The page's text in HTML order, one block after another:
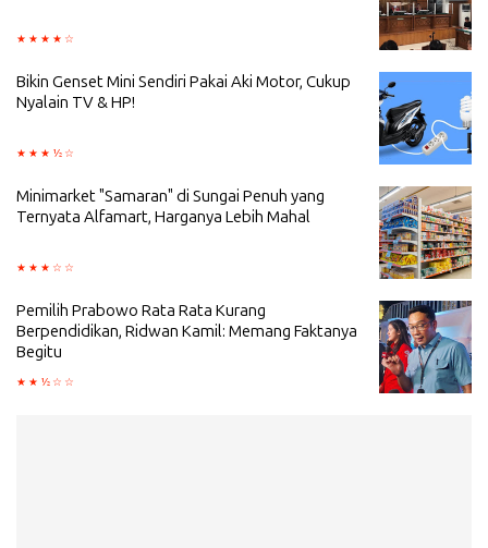
Bikin Genset Mini Sendiri Pakai Aki Motor, Cukup
Nyalain TV & HP!
Minimarket "Samaran" di Sungai Penuh yang
Ternyata Alfamart, Harganya Lebih Mahal
Pemilih Prabowo Rata Rata Kurang
Berpendidikan, Ridwan Kamil: Memang Faktanya
Begitu